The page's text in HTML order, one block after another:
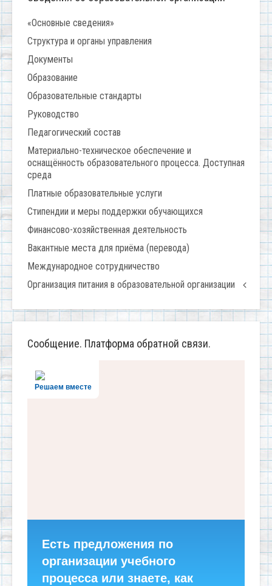
«Основные сведения»
Структура и органы управления
Документы
Образование
Образовательные стандарты
Руководство
Педагогический состав
Материально-техническое обеспечение и
оснащённость образовательного процесса. Доступная
среда
Платные образовательные услуги
Стипендии и меры поддержки обучающихся
Финансово-хозяйственная деятельность
Вакантные места для приёма (перевода)
Международное сотрудничество
Организация питания в образовательной организации
Сообщение. Платформа обратной связи.
Решаем вместе
Есть предложения по
организации учебного
процесса или знаете, как